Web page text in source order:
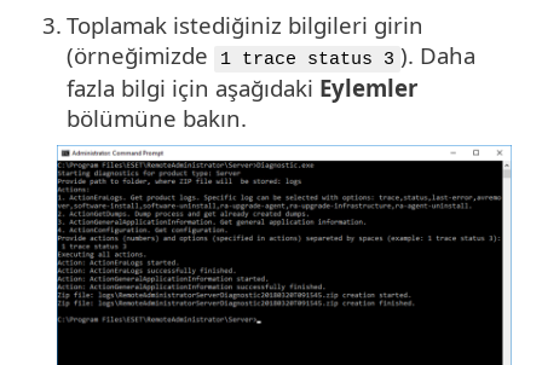
3. Toplamak istediğiniz bilgileri girin
(örneğimizde
1 trace status 3 ). Daha
fazla bilgi için aşağıdaki Eylemler
bölümüne bakın.